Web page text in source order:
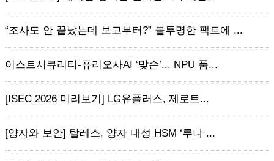
“조사도 안 끝났는데 보고부터?” 불투명한 팩트에 ...
이스트시큐리티-퓨리오사AI ‘맞손’... NPU 품...
[ISEC 2026 미리보기] LG유플러스, 제로트...
[양자와 보안] 탈레스, 양자 내성 HSM ‘루나 ...